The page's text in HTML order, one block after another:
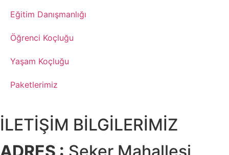
Eğitim Danışmanlığı
Öğrenci Koçluğu
Yaşam Koçluğu
Paketlerimiz
İLETİŞİM BİLGİLERİMİZ
ADRES : Şeker Mahallesi